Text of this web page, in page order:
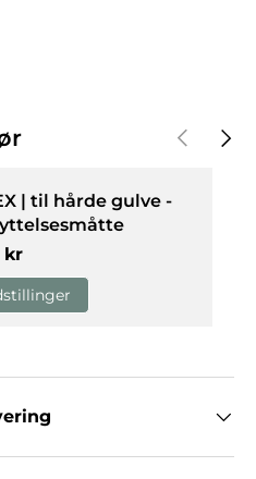
Forrige
| til hårde gulve -
kr